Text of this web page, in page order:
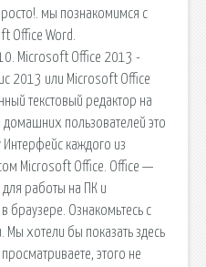
мы познакомимся с
Office Word.
Microsoft Office 2013 -
2013 или Microsoft Office
текстовый редактор на
пользователей это
каждого из
Microsoft Office. Office —
работы на ПК и
браузере. Ознакомьтесь с
хотели бы показать здесь
этого не